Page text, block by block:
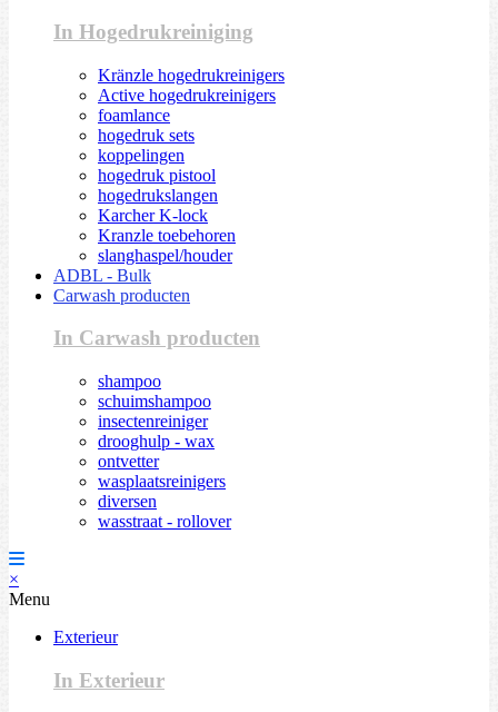
In Hogedrukreiniging
Kränzle hogedrukreinigers
Active hogedrukreinigers
foamlance
hogedruk sets
koppelingen
hogedruk pistool
hogedrukslangen
Karcher K-lock
Kranzle toebehoren
slanghaspel/houder
ADBL - Bulk
Carwash producten
In Carwash producten
shampoo
schuimshampoo
insectenreiniger
drooghulp - wax
ontvetter
wasplaatsreinigers
diversen
wasstraat - rollover
×
Menu
Exterieur
In Exterieur